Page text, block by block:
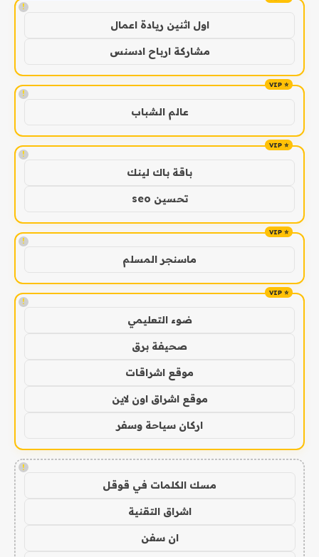
!
اول اثنين ريادة اعمال
مشاركة ارباح ادسنس
!
عالم الشباب
!
باقة باك لينك
تحسين seo
!
ماسنجر المسلم
!
ضوء التعليمي
صحيفة برق
موقع اشراقات
موقع اشراق اون لاين
اركان سياحة وسفر
!
مسك الكلمات في قوقل
اشراق التقنية
ان سفن